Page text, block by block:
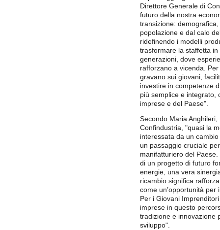
Direttore Generale di
futuro della nostra
transizione:
popolazione e dal calo
ridefinendo i modelli
trasformare la staffetta
generazioni, dove
rafforzano a vicenda.
gravano sui giovani,
investire in competenze
più semplice e integrato,
imprese e del Paese".
Secondo Maria
Confindustria, "quasi la
interessata da un
un passaggio cruciale
manifatturiero del
di un progetto di futuro
energie, una vera
ricambio significa
come un’opportunità
Per i Giovani
imprese in questo
tradizione e innovazione
sviluppo".